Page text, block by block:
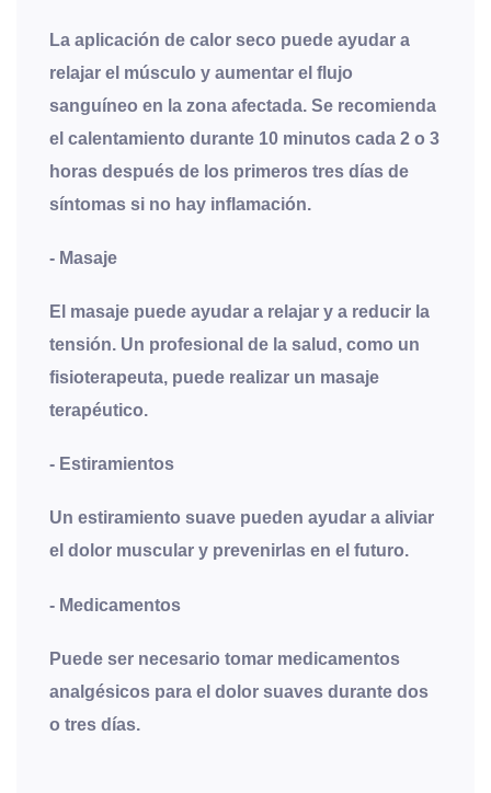
La aplicación de calor seco puede ayudar a
relajar el músculo y aumentar el flujo
sanguíneo en la zona afectada. Se recomienda
el calentamiento durante 10 minutos cada 2 o 3
horas después de los primeros tres días de
síntomas si no hay inflamación.
- Masaje
El masaje puede ayudar a relajar y a reducir la
tensión. Un profesional de la salud, como un
fisioterapeuta, puede realizar un masaje
terapéutico.
- Estiramientos
Un estiramiento suave pueden ayudar a aliviar
el dolor muscular y prevenirlas en el futuro.
- Medicamentos
Puede ser necesario tomar medicamentos
analgésicos para el dolor suaves durante dos
o tres días.